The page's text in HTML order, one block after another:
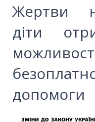
Жертви
діти
допомоги